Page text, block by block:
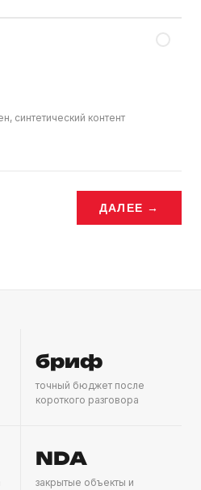
синтетический контент
ДАЛЕЕ →
бриф
точный бюджет после
короткого разговора
NDA
закрытые объекты и